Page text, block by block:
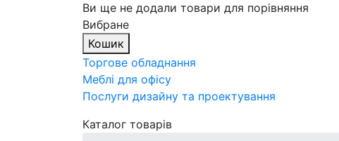
Ви ще не додали товари для порівняння
Вибране
Кошик
Торгове обладнання
Меблі для офісу
Послуги дизайну та проектування
Каталог товарів